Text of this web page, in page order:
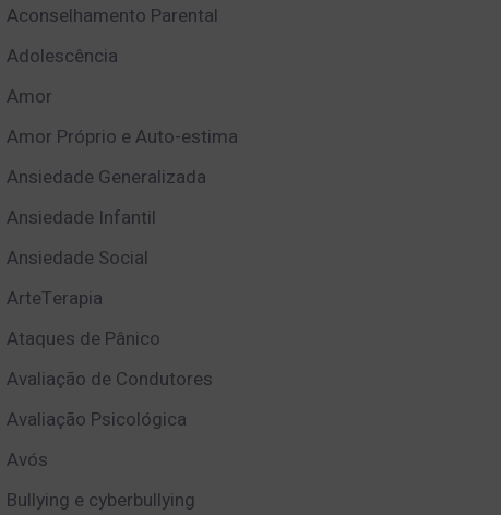
Aconselhamento Parental
Adolescência
Amor
Amor Próprio e Auto-estima
Ansiedade Generalizada
Ansiedade Infantil
Ansiedade Social
ArteTerapia
Ataques de Pânico
Avaliação de Condutores
Avaliação Psicológica
Avós
Bullying e cyberbullying